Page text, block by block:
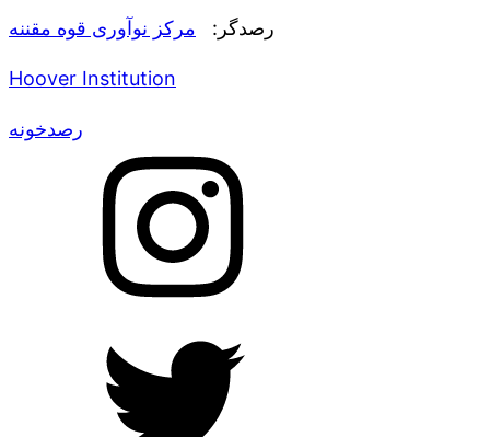
رصدگر: مرکز نوآوری قوه مقننه
Hoover Institution
رصدخونه